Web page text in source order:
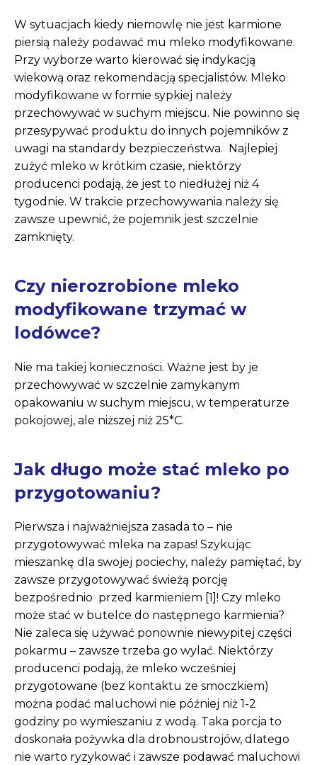
W sytuacjach kiedy niemowlę nie jest karmione
piersią należy podawać mu mleko modyfikowane.
Przy wyborze warto kierować się indykacją
wiekową oraz rekomendacją specjalistów. Mleko
modyfikowane w formie sypkiej należy
przechowywać w suchym miejscu. Nie powinno się
przesypywać produktu do innych pojemników z
uwagi na standardy bezpieczeństwa. Najlepiej
zużyć mleko w krótkim czasie, niektórzy
producenci podają, że jest to niedłużej niż 4
tygodnie. W trakcie przechowywania należy się
zawsze upewnić, że pojemnik jest szczelnie
zamknięty.
Czy nierozrobione mleko
modyfikowane trzymać w
lodówce?
Nie ma takiej konieczności. Ważne jest by je
przechowywać w szczelnie zamykanym
opakowaniu w suchym miejscu, w temperaturze
pokojowej, ale niższej niż 25*C.
Jak długo może stać mleko po
przygotowaniu?
Pierwsza i najważniejsza zasada to – nie
przygotowywać mleka na zapas! Szykując
mieszankę dla swojej pociechy, należy pamiętać, by
zawsze przygotowywać świeżą porcję
bezpośrednio przed karmieniem [1]! Czy mleko
może stać w butelce do następnego karmienia?
Nie zaleca się używać ponownie niewypitej części
pokarmu – zawsze trzeba go wylać. Niektórzy
producenci podają, że mleko wcześniej
przygotowane (bez kontaktu ze smoczkiem)
można podać maluchowi nie później niż 1-2
godziny po wymieszaniu z wodą. Taka porcja to
doskonała pożywka dla drobnoustrojów, dlatego
nie warto ryzykować i zawsze podawać maluchowi